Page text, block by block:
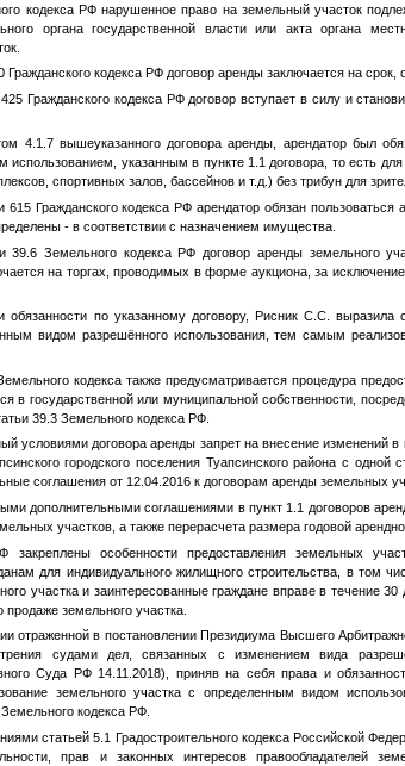
кодекса РФ нарушенное право на земельный участок
органа государственной власти или акта органа
кодекса РФ договор аренды заключается на срок,
Гражданского кодекса РФ договор вступает в силу и
4.1.7 вышеуказанного договора аренды, арендатор был
указанным в пункте 1.1 договора, то есть
спортивных залов, бассейнов и т.д.) без трибун для
Гражданского кодекса РФ арендатор обязан
- в соответствии с назначением имущества.
Земельного кодекса РФ договор аренды земельного
на торгах, проводимых в форме аукциона, за
по указанному договору, Рисник С.С. выразила
видом разрешённого использования, тем самым
кодекса также предусматривается процедура
в государственной или муниципальной собственности,
39.3 Земельного кодекса РФ.
условиями договора аренды запрет на внесение изменений в
городского поселения Туапсинского района с
соглашения от 12.04.2016 к договорам аренды земельных
дополнительными соглашениями в пункт 1.1 договоров
участков, а также перерасчета размера годовой
особенности предоставления земельных
для индивидуального жилищного строительства, в том
участка и заинтересованные граждане вправе в течение
земельного участка.
отраженной в постановлении Президиума Высшего
судами дел, связанных с изменением вида
Суда РФ 14.11.2018), приняв на себя права и
земельного участка с определенным видом
кодекса РФ.
статьей 5.1 Градостроительного кодекса Российской
прав и законных интересов правообладателей